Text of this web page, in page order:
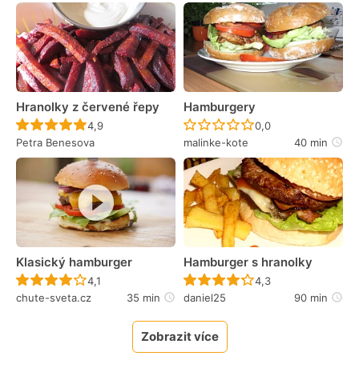
Hranolky z červené řepy
Recept ještě nebyl hodnocen
4,9
Petra Benesova
Hamburgery
Recept ještě nebyl
0,0
malinke-kote
40 min
Klasický hamburger
Recept ještě nebyl hodnocen
4,1
chute-sveta.cz
35 min
Hamburger s hranolky
Recept ještě nebyl
4,3
daniel25
90 min
Zobrazit více